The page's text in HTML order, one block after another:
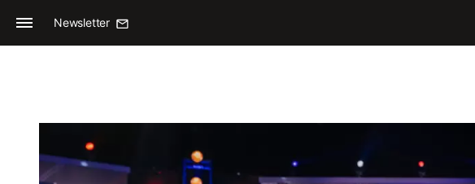
Newsletter